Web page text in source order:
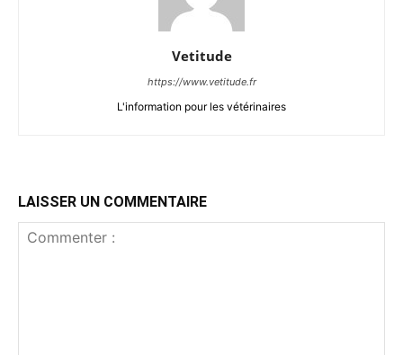
Vetitude
https://www.vetitude.fr
L'information pour les vétérinaires
LAISSER UN COMMENTAIRE